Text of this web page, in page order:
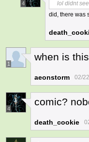
4
lol didnt
did, there was
1
when is
aeonstorm 02/
4
comic?
death_cookie